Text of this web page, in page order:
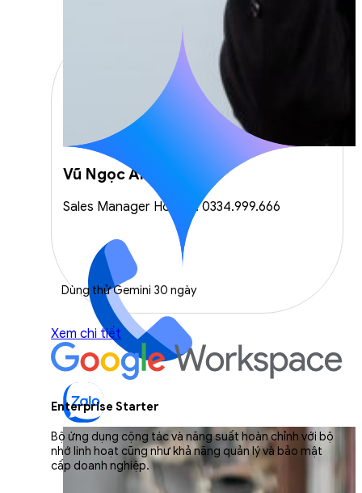
Vũ Ngọc Anh
Sales Manager Hotline: 0334.999.666
Dùng thử Gemini 30 ngày
Xem chi tiết
Enterprise Starter
Bộ ứng dụng cộng tác và năng suất hoàn chỉnh với bộ
nhớ linh hoạt cũng như khả năng quản lý và bảo mật
cấp doanh nghiệp.